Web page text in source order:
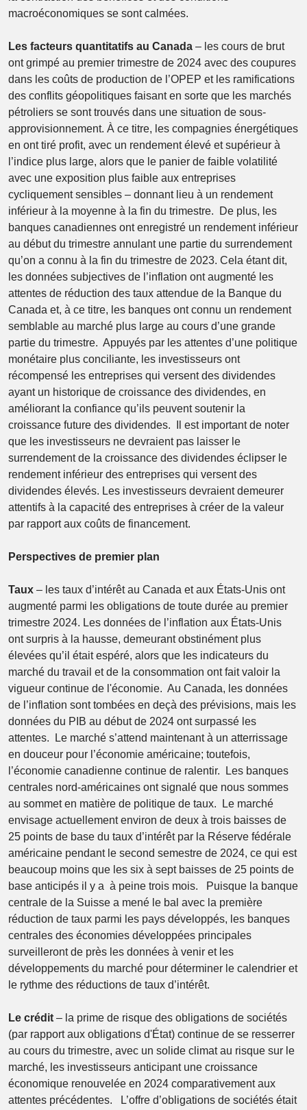
macroéconomiques se sont calmées.
Les facteurs quantitatifs au Canada – les cours de brut
ont grimpé au premier trimestre de 2024 avec des coupures
dans les coûts de production de l’OPEP et les ramifications
des conflits géopolitiques faisant en sorte que les marchés
pétroliers se sont trouvés dans une situation de sous-
approvisionnement. À ce titre, les compagnies énergétiques
en ont tiré profit, avec un rendement élevé et supérieur à
l’indice plus large, alors que le panier de faible volatilité
avec une exposition plus faible aux entreprises
cycliquement sensibles – donnant lieu à un rendement
inférieur à la moyenne à la fin du trimestre. De plus, les
banques canadiennes ont enregistré un rendement inférieur
au début du trimestre annulant une partie du surrendement
qu’on a connu à la fin du trimestre de 2023. Cela étant dit,
les données subjectives de l’inflation ont augmenté les
attentes de réduction des taux attendue de la Banque du
Canada et, à ce titre, les banques ont connu un rendement
semblable au marché plus large au cours d’une grande
partie du trimestre. Appuyés par les attentes d’une politique
monétaire plus conciliante, les investisseurs ont
récompensé les entreprises qui versent des dividendes
ayant un historique de croissance des dividendes, en
améliorant la confiance qu’ils peuvent soutenir la
croissance future des dividendes. Il est important de noter
que les investisseurs ne devraient pas laisser le
surrendement de la croissance des dividendes éclipser le
rendement inférieur des entreprises qui versent des
dividendes élevés. Les investisseurs devraient demeurer
attentifs à la capacité des entreprises à créer de la valeur
par rapport aux coûts de financement.
Perspectives de premier plan
Taux – les taux d’intérêt au Canada et aux États-Unis ont
augmenté parmi les obligations de toute durée au premier
trimestre 2024. Les données de l’inflation aux États-Unis
ont surpris à la hausse, demeurant obstinément plus
élevées qu’il était espéré, alors que les indicateurs du
marché du travail et de la consommation ont fait valoir la
vigueur continue de l'économie. Au Canada, les données
de l’inflation sont tombées en deçà des prévisions, mais les
données du PIB au début de 2024 ont surpassé les
attentes. Le marché s’attend maintenant à un atterrissage
en douceur pour l’économie américaine; toutefois,
l’économie canadienne continue de ralentir. Les banques
centrales nord-américaines ont signalé que nous sommes
au sommet en matière de politique de taux. Le marché
envisage actuellement environ de deux à trois baisses de
25 points de base du taux d’intérêt par la Réserve fédérale
américaine pendant le second semestre de 2024, ce qui est
beaucoup moins que les six à sept baisses de 25 points de
base anticipés il y a à peine trois mois. Puisque la banque
centrale de la Suisse a mené le bal avec la première
réduction de taux parmi les pays développés, les banques
centrales des économies développées principales
surveilleront de près les données à venir et les
développements du marché pour déterminer le calendrier et
le rythme des réductions de taux d’intérêt.
Le crédit – la prime de risque des obligations de sociétés
(par rapport aux obligations d'État) continue de se resserrer
au cours du trimestre, avec un solide climat au risque sur le
marché, les investisseurs anticipant une croissance
économique renouvelée en 2024 comparativement aux
attentes précédentes. L’offre d’obligations de sociétés était